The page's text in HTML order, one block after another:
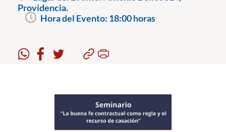
Pregrado
Postgrado
Formación Continua
Providencia.
Hora del Evento: 18:00 horas